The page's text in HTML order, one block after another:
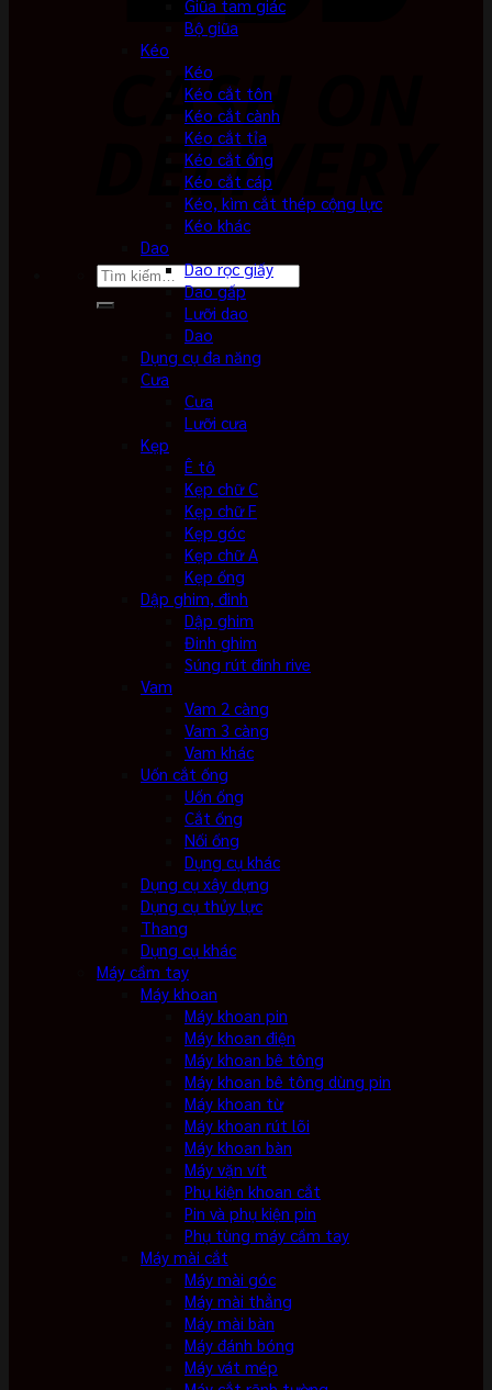
Tìm
Giũa tam giác
Bộ giũa
Kéo
Kéo
Kéo cắt tôn
Kéo cắt cành
Kéo cắt tỉa
Kéo cắt ống
Kéo cắt cáp
Kéo, kìm cắt thép cộng lực
Kéo khác
Dao
Dao rọc giấy
Dao gấp
Lưỡi dao
Dao
Dụng cụ đa năng
Cưa
Cưa
Lưỡi cưa
Kẹp
Ê tô
Kẹp chữ C
Kẹp chữ F
Kẹp góc
Kẹp chữ A
Kẹp ống
Dập ghim, đinh
Dập ghim
Đinh ghim
Súng rút đinh rive
Vam
Vam 2 càng
Vam 3 càng
Vam khác
Uốn cắt ống
Uốn ống
Cắt ống
Nối ống
Dụng cụ khác
Dụng cụ xây dựng
Dụng cụ thủy lực
Thang
Dụng cụ khác
Máy cầm tay
Máy khoan
Máy khoan pin
Máy khoan điện
Máy khoan bê tông
Máy khoan bê tông dùng pin
Máy khoan từ
Máy khoan rút lõi
Máy khoan bàn
Máy vặn vít
Phụ kiện khoan cắt
Pin và phụ kiện pin
Phụ tùng máy cầm tay
Máy mài cắt
Máy mài góc
Máy mài thẳng
Máy mài bàn
Máy đánh bóng
Máy vát mép